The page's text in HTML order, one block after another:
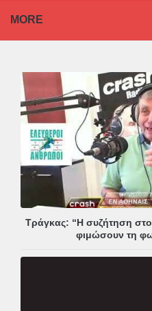
MORE
Τράγκας: “Η συζήτηση
φιμώσουν τη